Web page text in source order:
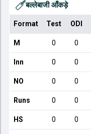
बल्लेबाजी आँकड़े
Format Test ODI
M 0 0
Inn 0 0
NO 0 0
Runs 0 0
HS 0 0